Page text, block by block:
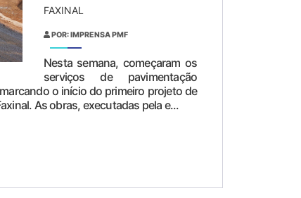
FAXINAL
POR: IMPRENSA PMF
Nesta semana, começaram os
serviços de pavimentação
o início do primeiro projeto de
As obras, executadas pela e...